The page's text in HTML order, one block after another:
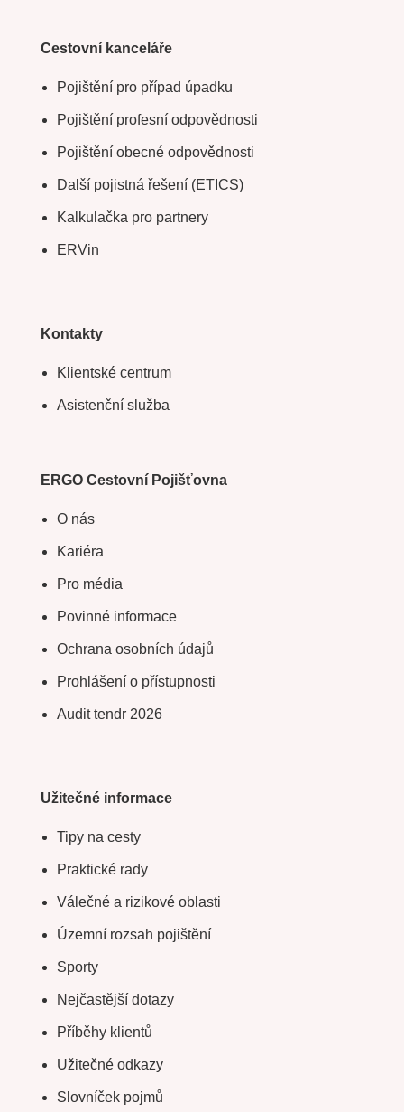
Cestovní kanceláře
Pojištění pro případ úpadku
Pojištění profesní odpovědnosti
Pojištění obecné odpovědnosti
Další pojistná řešení (ETICS)
Kalkulačka pro partnery
ERVin
Kontakty
Klientské centrum
Asistenční služba
ERGO Cestovní Pojišťovna
O nás
Kariéra
Pro média
Povinné informace
Ochrana osobních údajů
Prohlášení o přístupnosti
Audit tendr 2026
Užitečné informace
Tipy na cesty
Praktické rady
Válečné a rizikové oblasti
Územní rozsah pojištění
Sporty
Nejčastější dotazy
Příběhy klientů
Užitečné odkazy
Slovníček pojmů